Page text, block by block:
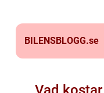
BILENSBLOGG.se